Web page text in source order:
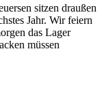
sitzen draußen
Jahr. Wir feiern
das Lager
müssen